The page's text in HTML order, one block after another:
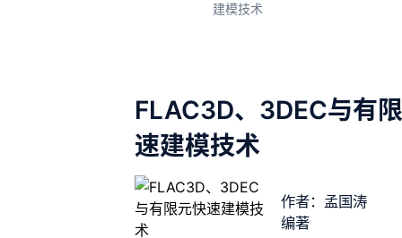
建模技术
FLAC3D、3DEC与有
速建模技术
作者：孟国涛
编著